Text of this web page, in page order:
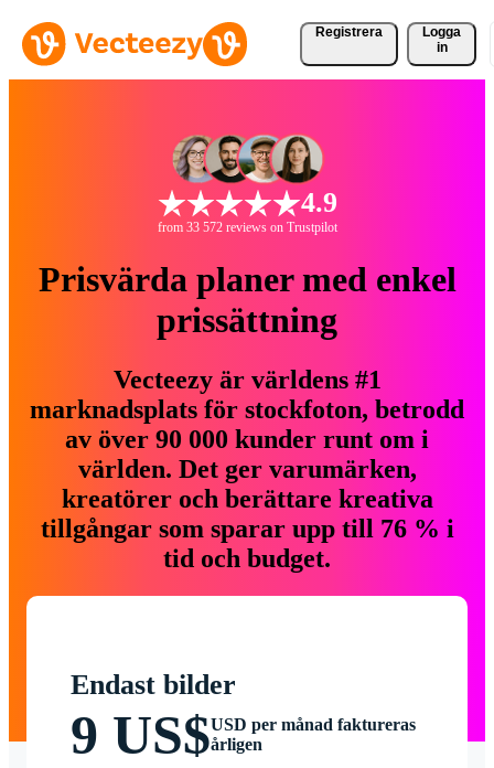
Registrera
Logga
in
4.9
from 33 572 reviews on Trustpilot
Prisvärda planer med enkel
prissättning
Vecteezy är världens #1
marknadsplats för stockfoton, betrodd
av över 90 000 kunder runt om i
världen. Det ger varumärken,
kreatörer och berättare kreativa
tillgångar som sparar upp till 76 % i
tid och budget.
Endast bilder
9 US$USD per månad faktureras
årligen